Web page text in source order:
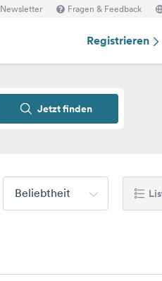
Newsletter Fragen & Feedback
Registrieren
Jetzt finden
Beliebtheit